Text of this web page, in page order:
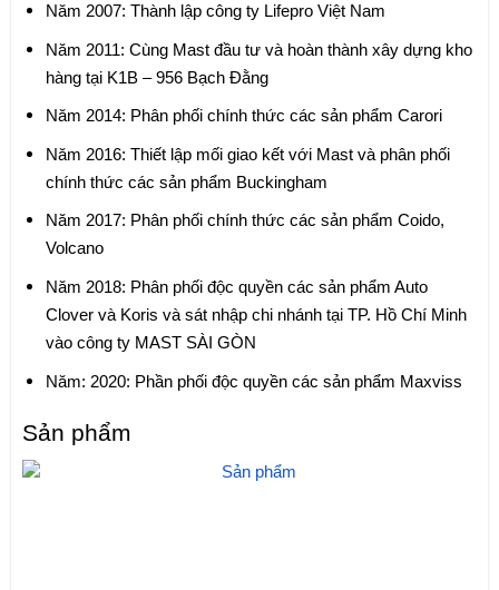
Năm 2007: Thành lập công ty Lifepro Việt Nam
Năm 2011: Cùng Mast đầu tư và hoàn thành xây dựng kho
hàng tại K1B – 956 Bạch Đằng
Năm 2014: Phân phối chính thức các sản phẩm Carori
Năm 2016: Thiết lập mối giao kết với Mast và phân phối
chính thức các sản phẩm Buckingham
Năm 2017: Phân phối chính thức các sản phẩm Coido,
Volcano
Năm 2018: Phân phối độc quyền các sản phẩm Auto
Clover và Koris và sát nhập chi nhánh tại TP. Hồ Chí Minh
vào công ty MAST SÀI GÒN
Năm: 2020: Phần phối độc quyền các sản phẩm Maxviss
Sản phẩm